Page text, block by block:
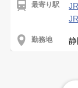
最寄り駅
勤務地